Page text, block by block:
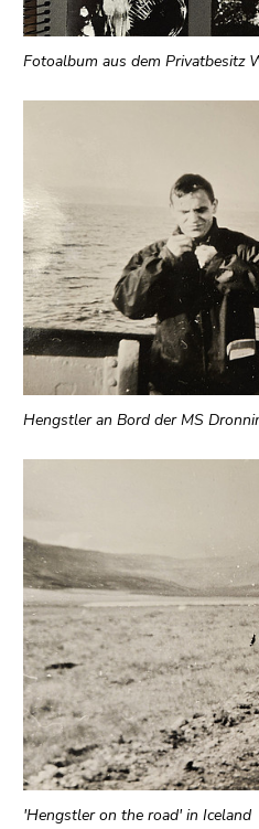
Fotoalbum aus dem Privatbesitz
Hengstler an Bord der MS
'Hengstler on the road' in Iceland